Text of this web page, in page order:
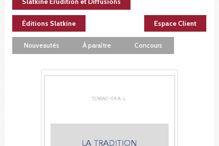
Éditions Slatkine Espace Client
Nouveautés À paraître Concours